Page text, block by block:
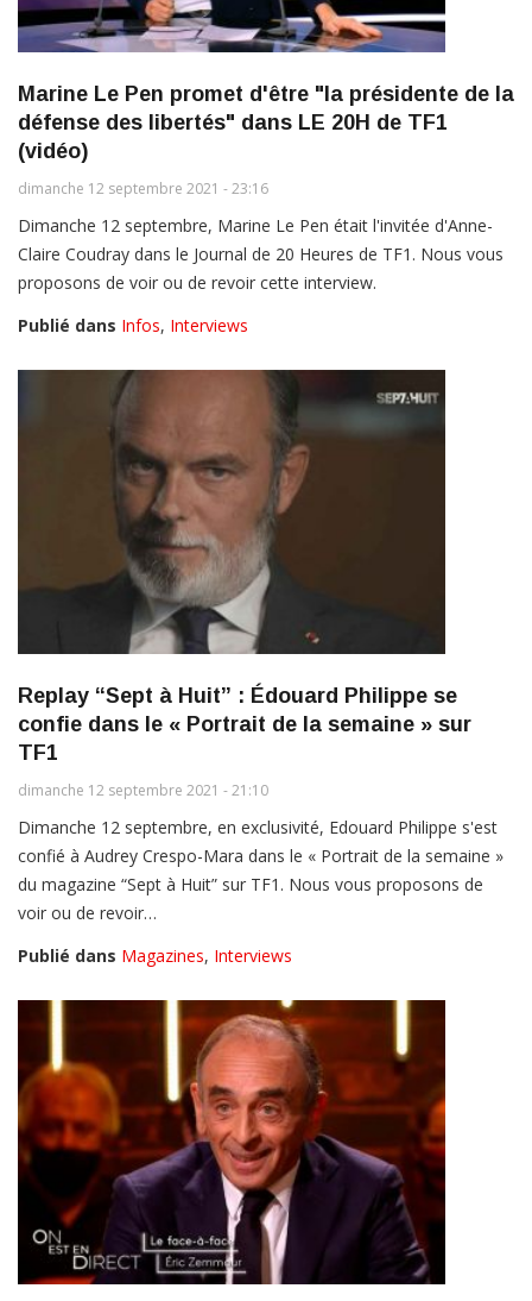
Marine Le Pen promet d'être "la présidente de la
défense des libertés" dans LE 20H de TF1
(vidéo)
dimanche 12 septembre 2021 - 23:16
Dimanche 12 septembre, Marine Le Pen était l'invitée d'Anne-
Claire Coudray dans le Journal de 20 Heures de TF1. Nous vous
proposons de voir ou de revoir cette interview.
Publié dans Infos, Interviews
Replay “Sept à Huit” : Édouard Philippe se
confie dans le « Portrait de la semaine » sur
TF1
dimanche 12 septembre 2021 - 21:10
Dimanche 12 septembre, en exclusivité, Edouard Philippe s'est
confié à Audrey Crespo-Mara dans le « Portrait de la semaine »
du magazine “Sept à Huit” sur TF1. Nous vous proposons de
voir ou de revoir…
Publié dans Magazines, Interviews